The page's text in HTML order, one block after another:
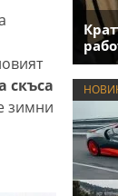
скъса
зимни